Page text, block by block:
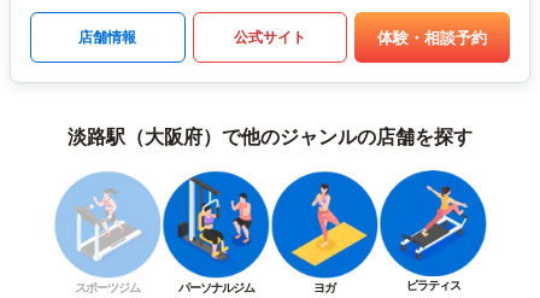
店舗情報 公式サイト 体験・相談予約
淡路駅（大阪府）で他のジャンルの店舗を探す
スポーツジム パーソナルジム ヨガ ピラティス